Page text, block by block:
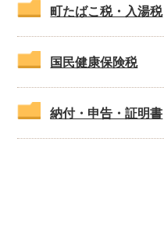
町たばこ税・入湯税
国民健康保険税
納付・申告・証明書